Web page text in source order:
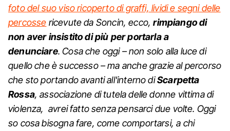
foto del suo viso ricoperto di graffi, lividi e segni delle
percosse ricevute da Soncin, ecco,rimpiango di
non aver insistito di più per portarla a
denunciare. Cosa che oggi – non solo alla luce di
quello che è successo – ma anche grazie al percorso
che sto portando avanti all'interno diScarpetta
Rossa, associazione di tutela delle donne vittima di
violenza, avrei fatto senza pensarci due volte. Oggi
so cosa bisogna fare, come comportarsi, a chi